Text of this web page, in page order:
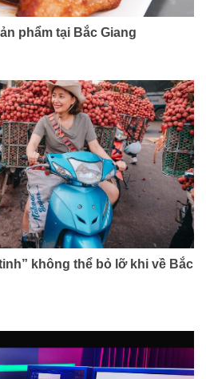
phẩm tại Bắc Giang
không thể bỏ lỡ khi về Bắc